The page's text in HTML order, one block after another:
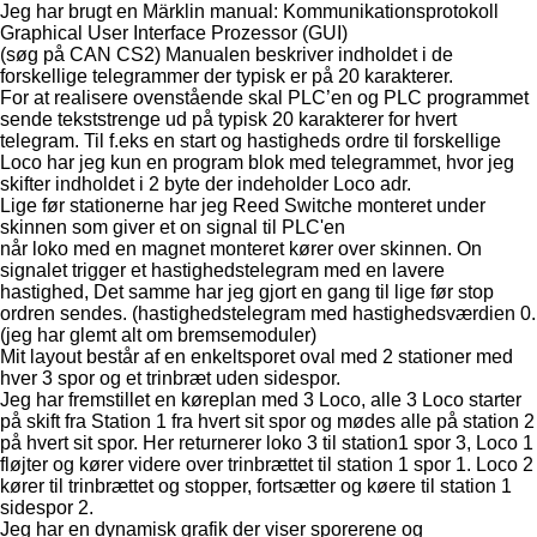
Jeg har brugt en Märklin manual: Kommunikationsprotokoll
Graphical User Interface Prozessor (GUI)
(søg på CAN CS2) Manualen beskriver indholdet i de
forskellige telegrammer der typisk er på 20 karakterer.
For at realisere ovenstående skal PLC’en og PLC programmet
sende tekststrenge ud på typisk 20 karakterer for hvert
telegram. Til f.eks en start og hastigheds ordre til forskellige
Loco har jeg kun en program blok med telegrammet, hvor jeg
skifter indholdet i 2 byte der indeholder Loco adr.
Lige før stationerne har jeg Reed Switche monteret under
skinnen som giver et on signal til PLC'en
når loko med en magnet monteret kører over skinnen. On
signalet trigger et hastighedstelegram med en lavere
hastighed, Det samme har jeg gjort en gang til lige før stop
ordren sendes. (hastighedstelegram med hastighedsværdien 0.
(jeg har glemt alt om bremsemoduler)
Mit layout består af en enkeltsporet oval med 2 stationer med
hver 3 spor og et trinbræt uden sidespor.
Jeg har fremstillet en køreplan med 3 Loco, alle 3 Loco starter
på skift fra Station 1 fra hvert sit spor og mødes alle på station 2
på hvert sit spor. Her returnerer loko 3 til station1 spor 3, Loco 1
fløjter og kører videre over trinbrættet til station 1 spor 1. Loco 2
kører til trinbrættet og stopper, fortsætter og køere til station 1
sidespor 2.
Jeg har en dynamisk grafik der viser sporerene og